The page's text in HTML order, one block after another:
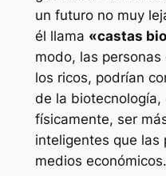
un futuro no muy
él llama «castas
modo, las
los ricos, podrían
de la
físicamente, ser
inteligentes que las
medios